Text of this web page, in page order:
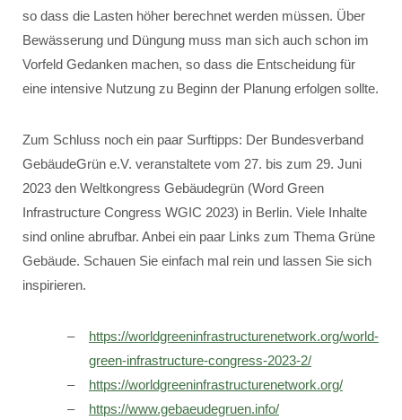
so dass die Lasten höher berechnet werden müssen. Über
Bewässerung und Düngung muss man sich auch schon im
Vorfeld Gedanken machen, so dass die Entscheidung für
eine intensive Nutzung zu Beginn der Planung erfolgen sollte.
Zum Schluss noch ein paar Surftipps: Der Bundesverband
GebäudeGrün e.V. veranstaltete vom 27. bis zum 29. Juni
2023 den Weltkongress Gebäudegrün (Word Green
Infrastructure Congress WGIC 2023) in Berlin. Viele Inhalte
sind online abrufbar. Anbei ein paar Links zum Thema Grüne
Gebäude. Schauen Sie einfach mal rein und lassen Sie sich
inspirieren.
https://worldgreeninfrastructurenetwork.org/world-
green-infrastructure-congress-2023-2/
https://worldgreeninfrastructurenetwork.org/
https://www.gebaeudegruen.info/